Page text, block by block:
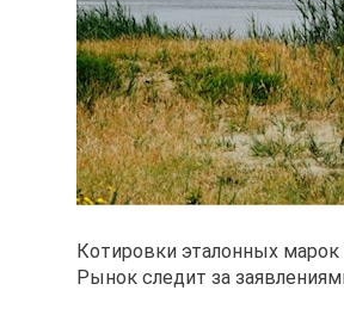
Котировки эталонных
Рынок следит за